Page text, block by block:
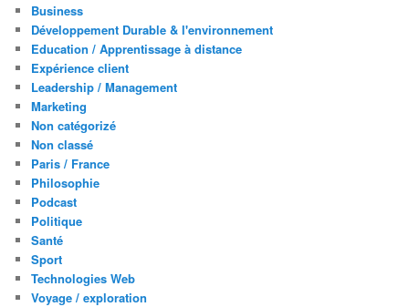
Business
Développement Durable & l'environnement
Education / Apprentissage à distance
Expérience client
Leadership / Management
Marketing
Non catégorizé
Non classé
Paris / France
Philosophie
Podcast
Politique
Santé
Sport
Technologies Web
Voyage / exploration